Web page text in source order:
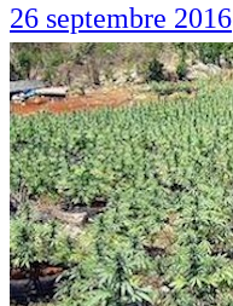
26 septembre 2016